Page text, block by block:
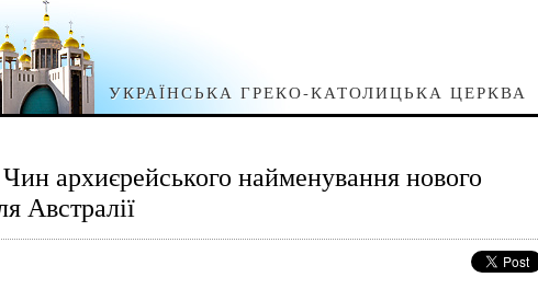
УКРАЇНСЬКА ГРЕКО-КАТОЛИЦЬКА ЦЕРКВА
архиєрейського найменування нового
Австралії